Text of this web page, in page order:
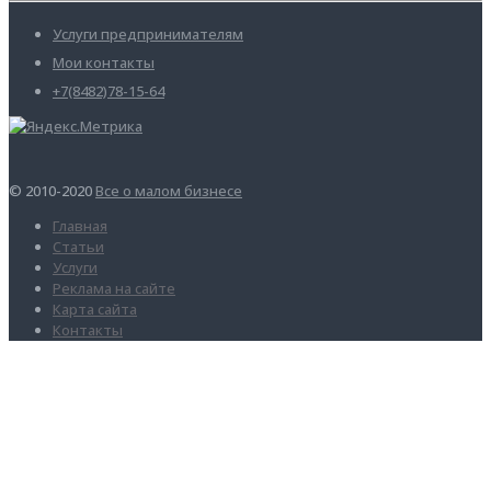
Услуги предпринимателям
Мои контакты
+7(8482)78-15-64
© 2010-2020 Все о малом бизнесе
Главная
Статьи
Услуги
Реклама на сайте
Карта сайта
Контакты